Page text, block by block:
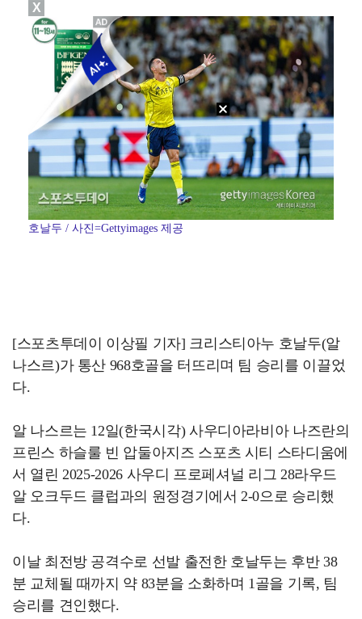
[ST포토] 이강인, 이적 후 밝아진 얼굴
[ST포토] 오픈트레이닝 나서는 이강인
[ST포토] 호세 히메네스, 한국 팬들 외침에 미소
[ST포토] 이강인 합류한 AT 마드리드
호날두 / 사진=Gettyimages 제공
[스포츠투데이 이상필 기자] 크리스티아누 호날두(알
나스르)가 통산 968호골을 터뜨리며 팀 승리를 이끌었
다.
알 나스르는 12일(한국시각) 사우디아라비아 나즈란의
프린스 하슬룰 빈 압둘아지즈 스포츠 시티 스타디움에
서 열린 2025-2026 사우디 프로페셔널 리그 28라우드
알 오크두드 클럽과의 원정경기에서 2-0으로 승리했
다.
이날 최전방 공격수로 선발 출전한 호날두는 후반 38
분 교체될 때까지 약 83분을 소화하며 1골을 기록, 팀
승리를 견인했다.
X